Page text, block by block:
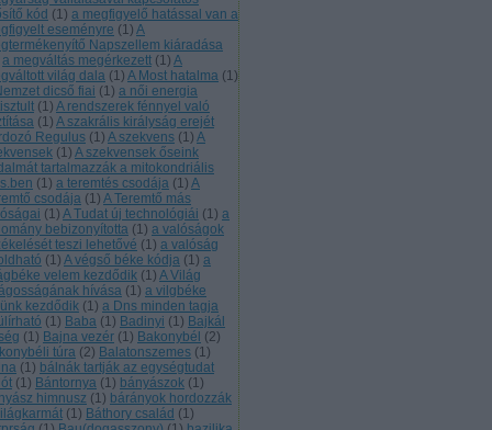
kód (1) a megfigyelő hatással van a
eseményre (1) A
Napszellem kiáradása
a megváltás megérkezett (1) A
világ dala (1) A Most hatalma (1)
dicső fiai (1) a női energia
(1) A rendszerek fénnyel való
(1) A szakrális királyság erejét
Regulus (1) A szekvens (1) A
(1) A szekvensek őseink
tartalmazzák a mitokondriális
(1) a teremtés csodája (1) A
csodája (1) A Teremtő más
(1) A Tudat új technológiái (1) a
bebizonyította (1) a valóságok
teszi lehetővé (1) a valóság
(1) A végső béke kódja (1) a
velem kezdődik (1) A Világ
hívása (1) a vilgbéke
kezdődik (1) a Dns minden tagja
(1) Baba (1) Badinyi (1) Bajkál
(1) Bajna vezér (1) Bakonybél (2)
túra (2) Balatonszemes (1)
(1) bálnák tartják az egységtudat
(1) Bántornya (1) bányászok (1)
himnusz (1) bárányok hordozzák
(1) Báthory család (1)